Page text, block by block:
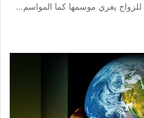
يغري موسمها كما المواسم…